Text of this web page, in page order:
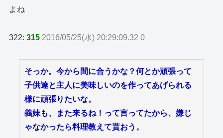
よね
322:315 2016/05/25(水) 20:29:09.32 0
そっか。今から間に合うかな？何とか頑張って
子供達と主人に美味しいのを作ってあげられる
様に頑張りたいな。
義妹も、また来るね！って言ってたから、嫌じ
ゃなかったら料理教えて貰おう。